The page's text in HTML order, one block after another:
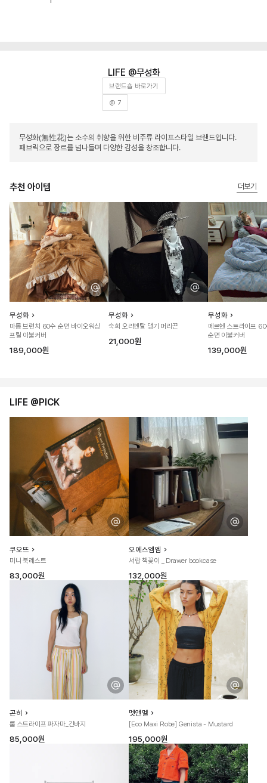
무성화
브랜드숍 바로가기
@ 7
무성화(無性花)는 소수의 취향을 위한 비주류 라이프스타일 브랜드입니다.
패브릭으로 장르를 넘나들며 다양한 감성을 창조합니다.
추천 아이템 더보기
무성화
마롱 브런치 60수 순면 바이오워싱
프릴 이불커버
189,000원
무성화
숙희 오리엔탈 댕기 머리끈
21,000원
무성화
메르헨 스트라이프
순면 이불커버
139,000원
LIFE @PICK
쿠오뜨
미니 북레스트
83,000원
오에스엠엠
서랍 책꽂이 _ Drawer bookcase
132,000원
곤히
룸 스트라이프 파자마_긴바지
85,000원
멧앤멜
[Eco Maxi Robe] Genista - Mustard
195,000원